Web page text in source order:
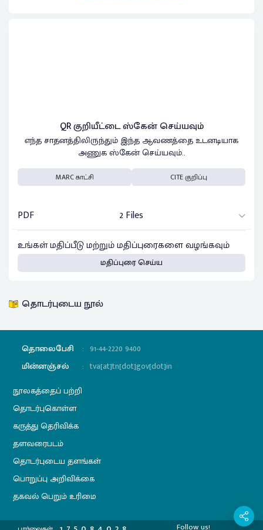
QR குறியீட்டை ஸ்கேன் செய்யவும்
எந்த சாதனத்திலிருந்தும் இந்த ஆவணத்தை உடனடியாக
அணுக ஸ்கேன் செய்யவும்..
MARC காட்சி CITE குறிப்பு
PDF
2 Files
உங்கள் மதிப்பீடு மற்றும் மதிப்புரைகளை வழங்கவும்
மதிப்புரை செய்ய
தொடர்புடைய நூல்
தொலைபேசி : 91-44-2220 9400
மின்னஞ்சல்
: tva[at]tn[dot]gov[dot]in
நூலகத்தைப் பற்றி
தொடர்புகொள்ள
கருத்து தெரிவிக்க
தளவரைபடம்
தொடர்புடைய தளங்கள்
பொறுப்பு அறிவிக்கை
தகவல் பெறும் உரிமை
Follow us!